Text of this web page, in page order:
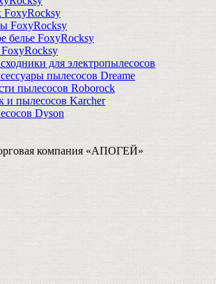
FoxyRocksy
FoxyRocksy
белье FoxyRocksy
для электропылесосов
пылесосов Dreame
пылесосов Roborock
и пылесосов Karcher
Dyson
компания «АПОГЕЙ»